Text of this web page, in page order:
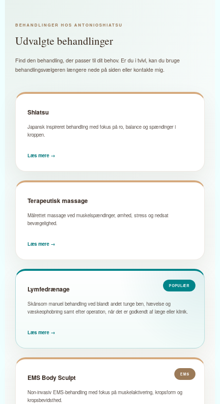
BEHANDLINGER HOS ANTONIOSHIATSU
Udvalgte behandlinger
Find den behandling, der passer til dit behov. Er du i tvivl, kan du bruge
behandlingsvælgeren længere nede på siden eller kontakte mig.
Shiatsu
Japansk inspireret behandling med fokus på ro, balance og spændinger i
kroppen.
Læs mere →
Terapeutisk massage
Målrettet massage ved muskelspændinger, ømhed, stress og nedsat
bevægelighed.
Læs mere →
POPULÆR
Lymfedrænage
Skånsom manuel behandling ved blandt andet tunge ben, hævelse og
væskeophobning samt efter operation, når det er godkendt af læge eller klinik.
Læs mere →
EMS
EMS Body Sculpt
Non-invasiv EMS-behandling med fokus på muskelaktivering, kropsform og
kropsbevidsthed.